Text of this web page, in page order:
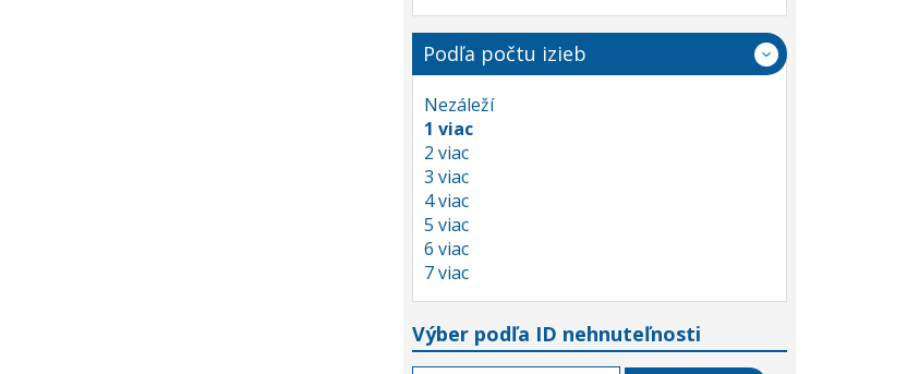
Podľa počtu izieb
Nezáleží
1 viac
2 viac
3 viac
4 viac
5 viac
6 viac
7 viac
Výber podľa ID nehnuteľnosti